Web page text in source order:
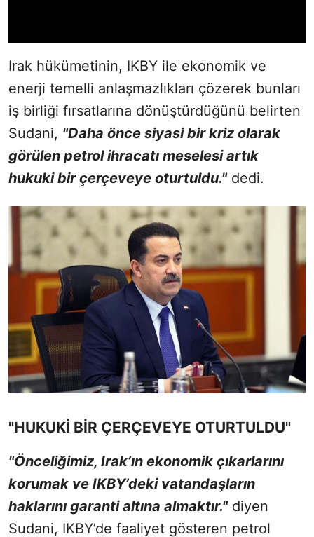
Irak hükümetinin, IKBY ile ekonomik ve
enerji temelli anlaşmazlıkları çözerek bunları
iş birliği fırsatlarına dönüştürdüğünü belirten
Sudani, "Daha önce siyasi bir kriz olarak
görülen petrol ihracatı meselesi artık
hukuki bir çerçeveye oturtuldu."dedi.
"HUKUKİ BİR ÇERÇEVEYE OTURTULDU"
"Önceliğimiz, Irak’ın ekonomik çıkarlarını
korumak ve IKBY’deki vatandaşların
haklarını garanti altına almaktır."diyen
Sudani, IKBY’de faaliyet gösteren petrol